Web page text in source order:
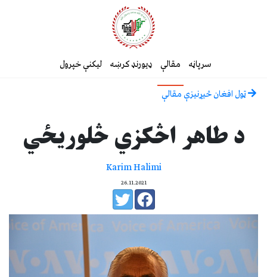
سرپاڼه مقالې ډیورنډ کرښه لیکنې خپرول
ټول افغان څیړنیزې مقالې
د طاهر اڅکزي څلوریځي
Karim Halimi
26.11.2021